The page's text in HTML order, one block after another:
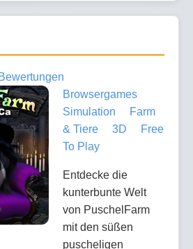
Browsergames
Simulation
Farm
& Tiere
3D
Free
To Play
Entdecke die
kunterbunte Welt
von PuschelFarm
mit den süßen
puscheligen